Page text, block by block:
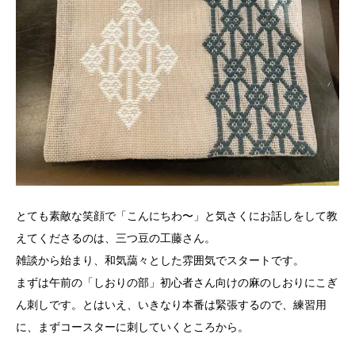
とても素敵な笑顔で「こんにちわ〜」と気さくにお話しをして教
えてくださるのは、三つ豆の工藤さん。
雑談から始まり、和気藹々とした雰囲気でスタートです。
まずは午前の「しおりの部」初心者さん向けの麻のしおりにこぎ
ん刺しです。とはいえ、いきなり本番は緊張するので、練習用
に、まずコースターに刺していくところから。